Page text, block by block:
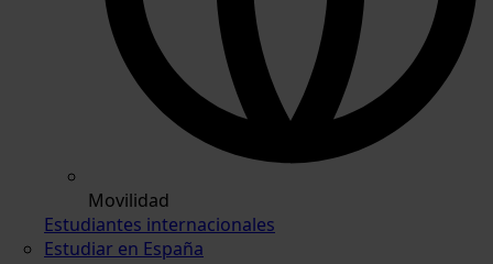
Movilidad
Estudiantes internacionales
Estudiar en España